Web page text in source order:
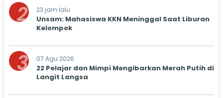
2 23 jam lalu
Unsam: Mahasiswa KKN Meninggal Saat Liburan
Kelompok
3 07 Agu 2026
22 Pelajar dan Mimpi Mengibarkan Merah Putih di
Langit Langsa